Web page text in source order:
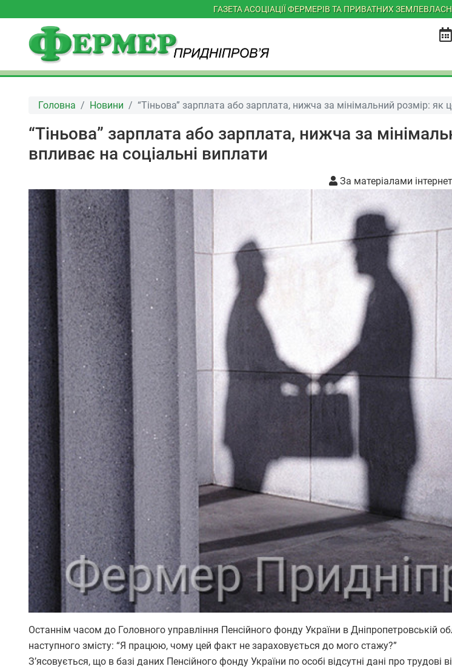
ГАЗЕТА АСОЦІАЦІЇ ФЕРМЕРІВ ТА ПРИВАТНИХ
Головна Новини “Тіньова” зарплата або зарплата, нижча за мінімальний розмір: як
“Тіньова” зарплата або зарплата, нижча за
впливає на соціальні виплати
За матеріалами
Останнім часом до Головного управління Пенсійного фонду України в Дніпропетровській
наступного змісту: “Я працюю, чому цей факт не зараховується до мого стажу?”
З’ясовується, що в базі даних Пенсійного фонду України по особі відсутні дані про